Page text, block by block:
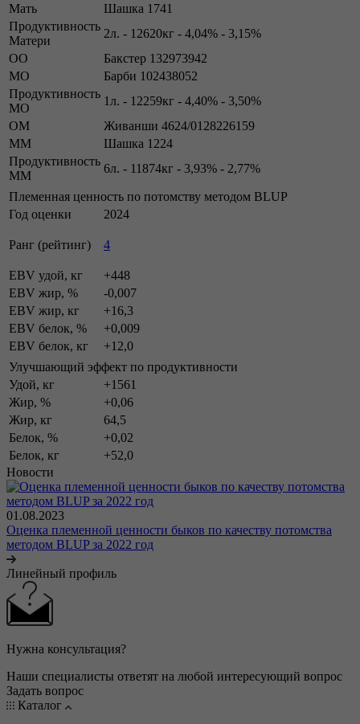
Мать
Шашка 1741
Продуктивность
Матери
2л. - 12620кг - 4,04% - 3,15%
ОО
Бакстер 132973942
МО
Барби 102438052
Продуктивность
МО
1л. - 12259кг - 4,40% - 3,50%
ОМ
Живанши 4624/0128226159
ММ
Шашка 1224
Продуктивность
ММ
6л. - 11874кг - 3,93% - 2,77%
Племенная ценность по потомству методом BLUP
Год оценки
2024
Ранг (рейтинг) 4
EBV удой, кг
+448
EBV жир, %
-0,007
EBV жир, кг
+16,3
EBV белок, %
+0,009
EBV белок, кг
+12,0
Улучшающий эффект по продуктивности
Удой, кг
+1561
Жир, %
+0,06
Жир, кг
64,5
Белок, %
+0,02
Белок, кг
+52,0
Новости
01.08.2023
Оценка племенной ценности быков по качеству потомства
методом BLUP за 2022 год
Линейный профиль
Нужна консультация?
Наши специалисты ответят на любой интересующий вопрос
Задать вопрос
Каталог